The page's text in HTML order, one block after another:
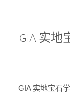
GIA 实地
GIA 实地宝石